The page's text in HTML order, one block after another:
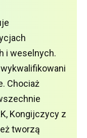
i weselnych.
Chociaż
Kongijczycy z
tworzą